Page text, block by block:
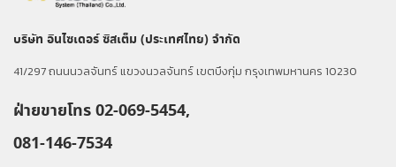
บริษัท อินไซเดอร์ ซิสเต็ม (ประเทศไทย) จำกัด
41/297 ถนนนวลจันทร์ แขวงนวลจันทร์ เขตบึงกุ่ม กรุงเทพมหานคร 10230
ฝ่ายขายโทร 02-069-5454,
081-146-7534